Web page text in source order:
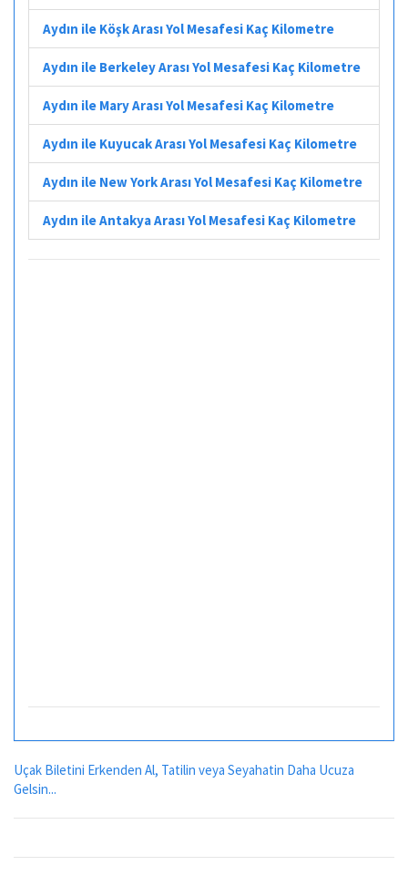
Aydın ile Köşk Arası Yol Mesafesi Kaç Kilometre
Aydın ile Berkeley Arası Yol Mesafesi Kaç Kilometre
Aydın ile Mary Arası Yol Mesafesi Kaç Kilometre
Aydın ile Kuyucak Arası Yol Mesafesi Kaç Kilometre
Aydın ile New York Arası Yol Mesafesi Kaç Kilometre
Aydın ile Antakya Arası Yol Mesafesi Kaç Kilometre
Uçak Biletini Erkenden Al, Tatilin veya Seyahatin Daha Ucuza
Gelsin...